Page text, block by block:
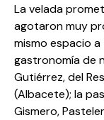
La velada
agotaron muy
mismo espacio
gastronomía de
Gutiérrez, del
(Albacete); la
Gismero,